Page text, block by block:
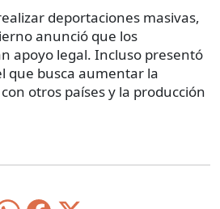
deportaciones masivas,
anunció que los
apoyo legal. Incluso presentó
que busca aumentar la
otros países y la producción